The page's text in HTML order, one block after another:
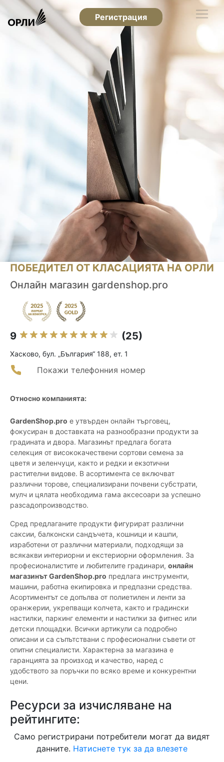
Регистрация
ПОБЕДИТЕЛ ОТ КЛАСАЦИЯТА НА ОРЛИ
Oнлайн магазин gardenshop.pro
9 (25)
Хасково, бул. „България“ 188, ет. 1
Покажи телефонния номер
Относно компанията:
GardenShop.pro е утвърден онлайн търговец,
фокусиран в доставката на разнообразни продукти за
градината и двора. Магазинът предлага богата
селекция от висококачествени сортови семена за
цветя и зеленчуци, както и редки и екзотични
растителни видове. В асортимента се включват
различни торове, специализирани почвени субстрати,
мулч и цялата необходима гама аксесоари за успешно
разсадопроизводство.
Сред предлаганите продукти фигурират различни
саксии, балконски сандъчета, кошници и кашпи,
изработени от различни материали, подходящи за
всякакви интериорни и екстериорни оформления. За
професионалистите и любителите градинари, онлайн
магазинът GardenShop.pro предлага инструменти,
машини, работна екипировка и предпазни средства.
Асортиментът се допълва от полиетилен и ленти за
оранжерии, укрепващи колчета, както и градински
настилки, паркинг елементи и настилки за фитнес или
детски площадки. Всички артикули са подробно
описани и са съпътствани с професионални съвети от
опитни специалисти. Характерна за магазина е
гаранцията за произход и качество, наред с
удобството за поръчки по всяко време и конкурентни
цени.
Ресурси за изчисляване на
рейтингите:
Само регистрирани потребители могат да видят
данните. Натиснете тук за да влезете